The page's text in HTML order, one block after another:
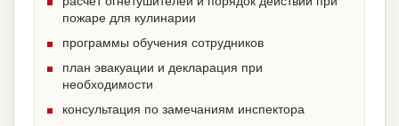
пожаре для кулинарии
программы обучения сотрудников
план эвакуации и декларация при
необходимости
консультация по замечаниям инспектора